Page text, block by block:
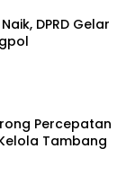
DPRD Gelar
Percepatan
Tambang